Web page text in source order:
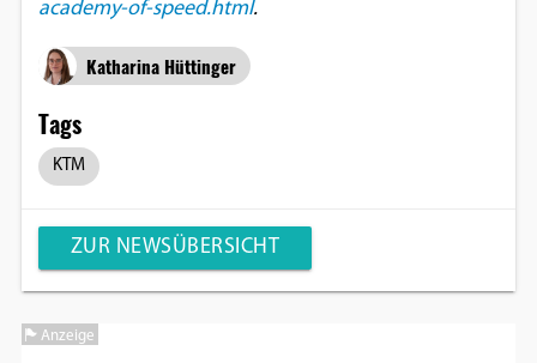
academy-of-speed.html.
Katharina Hüttinger
Tags
KTM
ZUR NEWSÜBERSICHT
Anzeige